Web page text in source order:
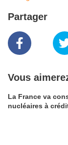
Partager
Vous
La France va
nucléaires à